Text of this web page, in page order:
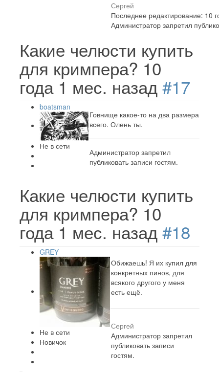
Сергей
Последнее редактирование: 10
Администратор запретил
Какие челюсти купить
для кримпера? 10
года 1 мес. назад #17
boatsman
Не в сети
Говнище какое-то на два размера
всего. Олень ты.
Администратор запретил
публиковать записи гостям.
Какие челюсти купить
для кримпера? 10
года 1 мес. назад #18
GREY
Не в сети
Новичок
Обижаешь! Я их купил для
конкретных пинов, для
всякого другого у меня
есть ещё.
Сергей
Администратор запретил
публиковать записи
гостям.